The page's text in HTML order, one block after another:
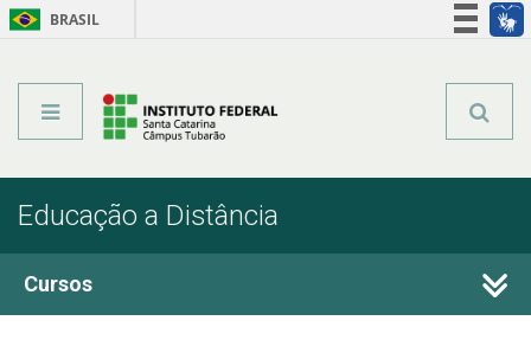
BRASIL
Educação a Distância
Cursos